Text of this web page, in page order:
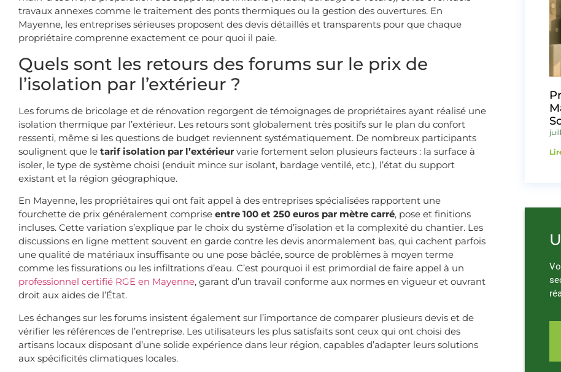
travaux annexes comme le traitement des ponts thermiques ou la gestion des ouvertures. En
Mayenne, les entreprises sérieuses proposent des devis détaillés et transparents pour que chaque
propriétaire comprenne exactement ce pour quoi il paie.
Quels sont les retours des forums sur le prix de
l’isolation par l’extérieur ?
Les forums de bricolage et de rénovation regorgent de témoignages de propriétaires ayant réalisé une
isolation thermique par l’extérieur. Les retours sont globalement très positifs sur le plan du confort
ressenti, même si les questions de budget reviennent systématiquement. De nombreux participants
soulignent que le tarif isolation par l’extérieur varie fortement selon plusieurs facteurs : la surface à
isoler, le type de système choisi (enduit mince sur isolant, bardage ventilé, etc.), l’état du support
existant et la région géographique.
En Mayenne, les propriétaires qui ont fait appel à des entreprises spécialisées rapportent une
fourchette de prix généralement comprise entre 100 et 250 euros par mètre carré, pose et finitions
incluses. Cette variation s’explique par le choix du système d’isolation et la complexité du chantier. Les
discussions en ligne mettent souvent en garde contre les devis anormalement bas, qui cachent parfois
une qualité de matériaux insuffisante ou une pose bâclée, source de problèmes à moyen terme
comme les fissurations ou les infiltrations d’eau. C’est pourquoi il est primordial de faire appel à un
professionnel certifié RGE en Mayenne, garant d’un travail conforme aux normes en vigueur et ouvrant
droit aux aides de l’État.
Les échanges sur les forums insistent également sur l’importance de comparer plusieurs devis et de
vérifier les références de l’entreprise. Les utilisateurs les plus satisfaits sont ceux qui ont choisi des
artisans locaux disposant d’une solide expérience dans leur région, capables d’adapter leurs solutions
aux spécificités climatiques locales.